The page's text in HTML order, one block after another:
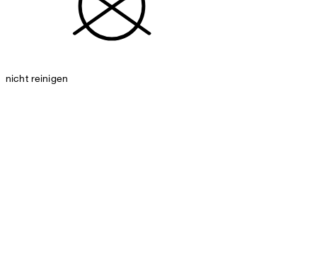
nicht reinigen